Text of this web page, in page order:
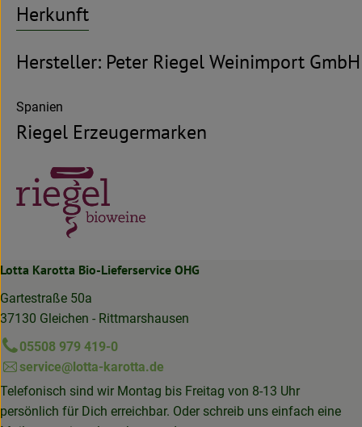
Herkunft
Hersteller: Peter Riegel Weinimport GmbH
Spanien
Riegel Erzeugermarken
Lotta Karotta Bio-Lieferservice OHG
Gartestraße 50a
37130 Gleichen - Rittmarshausen
05508 979 419-0
service@lotta-karotta.de
Telefonisch sind wir Montag bis Freitag von 8-13 Uhr
persönlich für Dich erreichbar. Oder schreib uns einfach eine